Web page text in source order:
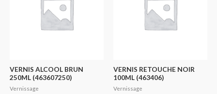
VERNIS ALCOOL BRUN
250ML (463607250)
Vernissage
VERNIS RETOUCHE NOIR
100ML (463406)
Vernissage